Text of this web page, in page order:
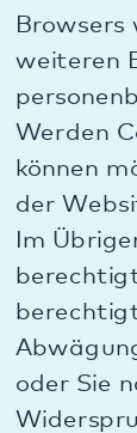
ihre
oder
Google
Sie können
des für das
über Ihre
Java-Script
Hinweis: